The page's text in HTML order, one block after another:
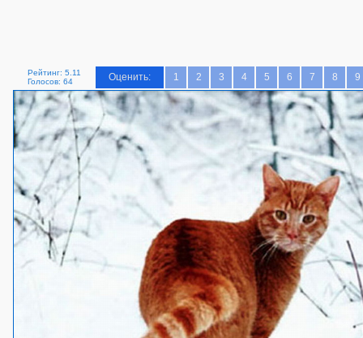
Рейтинг: 5.11
Голосов: 64
Оценить: 1 2 3 4 5 6 7 8 9